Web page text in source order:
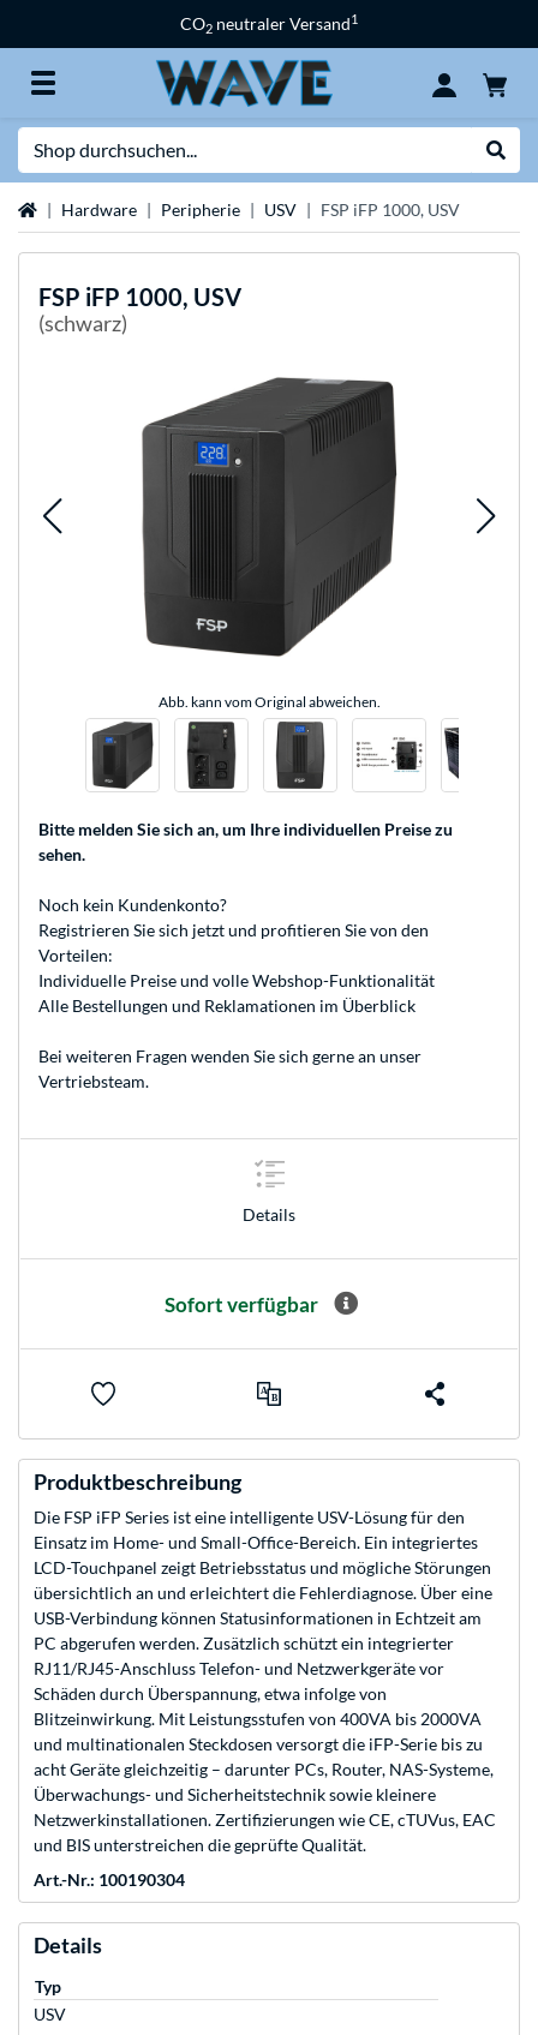
CO2 neutraler Versand1
StartseiteHardware Peripherie USV FSP iFP 1000, USV
FSP iFP 1000, USV
(schwarz)
Abb. kann vom Original abweichen.
Bitte melden Sie sich an, um Ihre individuellen Preise zu
sehen.
Noch kein Kundenkonto?
Registrieren Sie sich jetzt und profitieren Sie von den
Vorteilen:
Individuelle Preise und volle Webshop-Funktionalität
Alle Bestellungen und Reklamationen im Überblick
Bei weiteren Fragen wenden Sie sich gerne an unser
Vertriebsteam.
Details
Sofort verfügbar
Produktbeschreibung
Die FSP iFP Series ist eine intelligente USV-Lösung für den
Einsatz im Home- und Small-Office-Bereich. Ein integriertes
LCD-Touchpanel zeigt Betriebsstatus und mögliche Störungen
übersichtlich an und erleichtert die Fehlerdiagnose. Über eine
USB-Verbindung können Statusinformationen in Echtzeit am
PC abgerufen werden. Zusätzlich schützt ein integrierter
RJ11/RJ45-Anschluss Telefon- und Netzwerkgeräte vor
Schäden durch Überspannung, etwa infolge von
Blitzeinwirkung. Mit Leistungsstufen von 400VA bis 2000VA
und multinationalen Steckdosen versorgt die iFP-Serie bis zu
acht Geräte gleichzeitig – darunter PCs, Router, NAS-Systeme,
Überwachungs- und Sicherheitstechnik sowie kleinere
Netzwerkinstallationen. Zertifizierungen wie CE, cTUVus, EAC
und BIS unterstreichen die geprüfte Qualität.
Art.-Nr.: 100190304
Details
Typ
USV